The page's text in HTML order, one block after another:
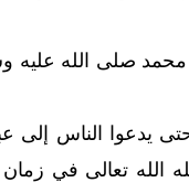
صلى الله عليه
الناس إلى
الله تعالى في